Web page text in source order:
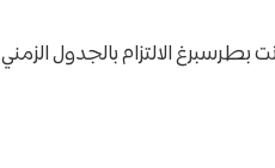
الالتزام بالجدول الزمني